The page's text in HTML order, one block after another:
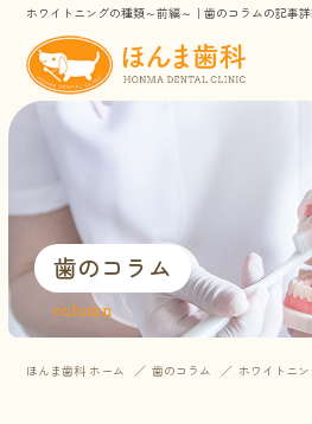
ホワイトニングの種類～前編～｜歯のコラムの記事
歯のコラム
column
ほんま歯科 ホーム 歯のコラム ホワイトニ